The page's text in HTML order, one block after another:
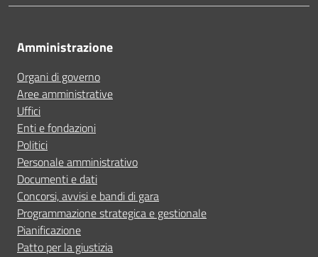
Amministrazione
Organi di governo
Aree amministrative
Uffici
Enti e fondazioni
Politici
Personale amministrativo
Documenti e dati
Concorsi, avvisi e bandi di gara
Programmazione strategica e gestionale
Pianificazione
Patto per la giustizia